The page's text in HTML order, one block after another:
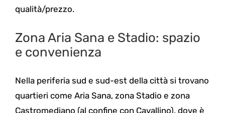
qualità/prezzo.
Zona Aria Sana e Stadio: spazio
e convenienza
Nella periferia sud e sud-est della città si trovano
quartieri come Aria Sana, zona Stadio e zona
Castromediano (al confine con Cavallino), dove è